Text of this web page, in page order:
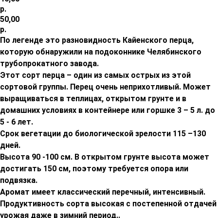
р.
50,00
р.
По легенде это разновидность Кайенского перца,
которую обнаружили на подоконнике Челябинского
трубопрокатного завода.
Этот сорт перца – один из самых острых из этой
сортовой группы. Перец очень неприхотливый. Может
выращиваться в теплицах, открытом грунте и в
домашних условиях в контейнере или горшке 3 – 5 л. до
5 - 6 лет.
Срок вегетации до биологической зрелости 115 –130
дней.
Высота 90 -100 см. В открытом грунте высота может
достигать 150 см, поэтому требуется опора или
подвязка.
Аромат имеет классический перечный, интенсивный.
Продуктивность сорта высокая с постепенной отдачей
урожая даже в зимний период..